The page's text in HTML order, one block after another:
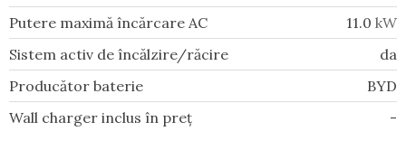
Putere maximă încărcare AC 11.0 kW
Sistem activ de încălzire/răcire
da
Producător baterie
BYD
Wall charger inclus în preț
-